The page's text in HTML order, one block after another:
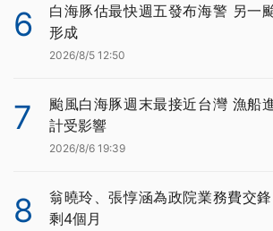
6
白海豚估最快週五發布海警 另一
形成
2026/8/5 12:50
7
颱風白海豚週末最接近台灣 漁船
計受影響
2026/8/6 19:39
8
翁曉玲、張惇涵為政院業務費交
剩4個月